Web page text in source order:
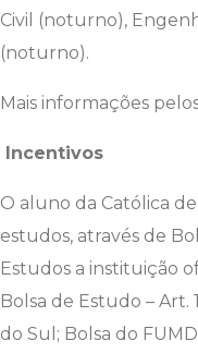
Civil (noturno),
(noturno).
Mais informações
Incentivos
O aluno da Católica
estudos, através de
Estudos a instituição
Bolsa de Estudo –
do Sul; Bolsa do